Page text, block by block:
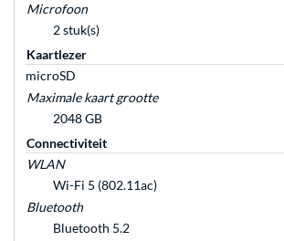
Microfoon
2 stuk(s)
Kaartlezer
microSD
Maximale kaart grootte
2048 GB
Connectiviteit
WLAN
Wi-Fi 5 (802.11ac)
Bluetooth
Bluetooth 5.2